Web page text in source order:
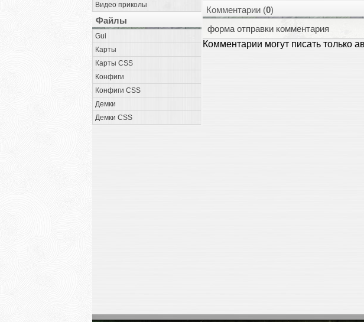
Видео приколы
Файлы
Gui
Карты
Карты CSS
Конфиги
Конфиги CSS
Демки
Демки CSS
Комментарии (0)
форма отправки комментария
Комментарии могут писать только